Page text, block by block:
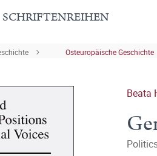
SCHRIFTENREIHEN
Osteuropäische Geschichte
Beata